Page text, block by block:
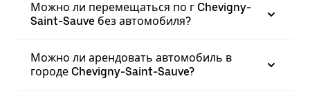
Можно ли перемещаться по г Chevigny-
Saint-Sauve без автомобиля?
Можно ли арендовать автомобиль в
городе Chevigny-Saint-Sauve?